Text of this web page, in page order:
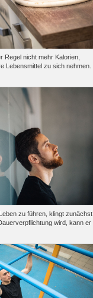
Regel nicht mehr Kalorien,
Lebensmittel zu sich nehmen.
zu führen, klingt zunächst
wird, kann er